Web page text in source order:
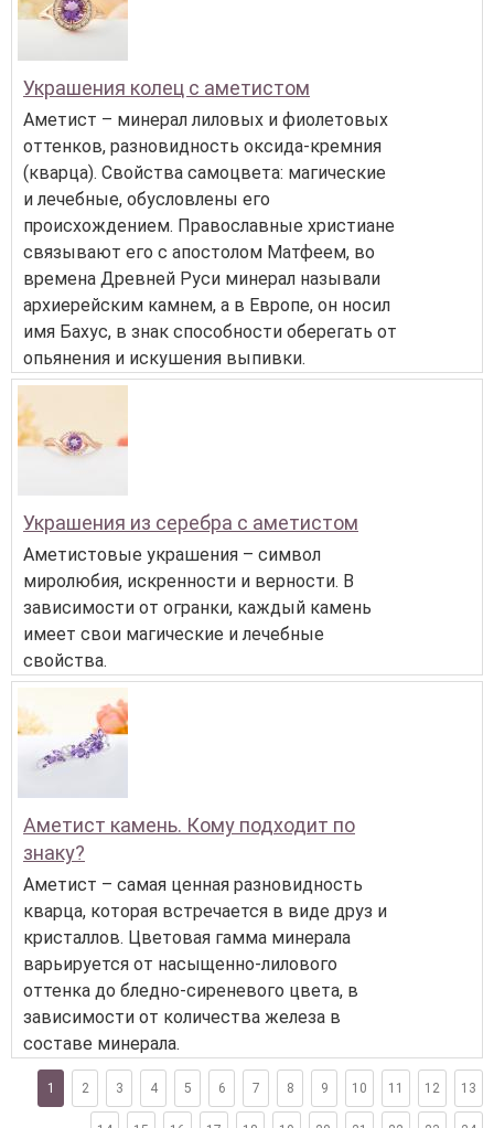
Украшения колец с аметистом
Аметист – минерал лиловых и фиолетовых
оттенков, разновидность оксида-кремния
(кварца). Свойства самоцвета: магические
и лечебные, обусловлены его
происхождением. Православные христиане
связывают его с апостолом Матфеем, во
времена Древней Руси минерал называли
архиерейским камнем, а в Европе, он носил
имя Бахус, в знак способности оберегать от
опьянения и искушения выпивки.
Украшения из серебра с аметистом
Аметистовые украшения – символ
миролюбия, искренности и верности. В
зависимости от огранки, каждый камень
имеет свои магические и лечебные
свойства.
Аметист камень. Кому подходит по
знаку?
Аметист – самая ценная разновидность
кварца, которая встречается в виде друз и
кристаллов. Цветовая гамма минерала
варьируется от насыщенно-лилового
оттенка до бледно-сиреневого цвета, в
зависимости от количества железа в
составе минерала.
1 2 3 4 5 6 7 8 9 10 11 12 13